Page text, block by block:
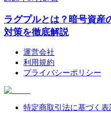
ラグプルとは？暗号資産
対策を徹底解説
運営会社
利用規約
プライバシーポリシー
特定商取引法に基づく表